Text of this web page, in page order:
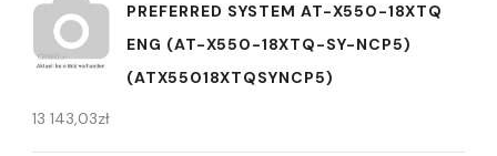
PREFERRED SYSTEM AT-X550-18XTQ
ENG (AT-X550-18XTQ-SY-NCP5)
(ATX55018XTQSYNCP5)
13 143,03zł